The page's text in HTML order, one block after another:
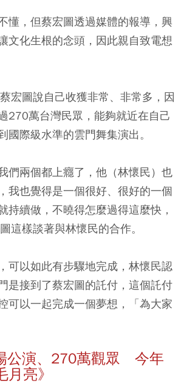
懂，但蔡宏圖透過媒體的報導，興
文化生根的念頭，因此親自致電想
宏圖說自己收獲非常、非常多，因
270萬台灣民眾，能夠就近在自己
國際級水準的雲門舞集演出。
們兩個都上癮了，他（林懷民）也
我也覺得是一個很好、很好的一個
持續做，不曉得怎麼過得這麼快，
這樣談著與林懷民的合作。
可以如此有步驟地完成，林懷民認
是接到了蔡宏圖的託付，這個託付
可以一起完成一個夢想，「為大家
公演、270萬觀眾 今年
亮》